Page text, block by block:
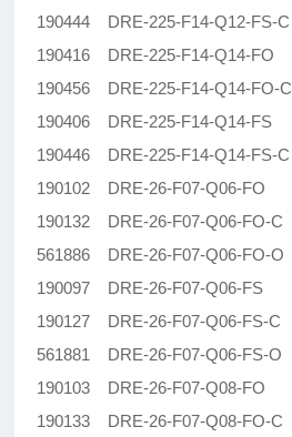
190444 DRE-225-F14-Q12-FS-C
190416 DRE-225-F14-Q14-FO
190456 DRE-225-F14-Q14-FO-C
190406 DRE-225-F14-Q14-FS
190446 DRE-225-F14-Q14-FS-C
190102 DRE-26-F07-Q06-FO
190132 DRE-26-F07-Q06-FO-C
561886 DRE-26-F07-Q06-FO-O
190097 DRE-26-F07-Q06-FS
190127 DRE-26-F07-Q06-FS-C
561881 DRE-26-F07-Q06-FS-O
190103 DRE-26-F07-Q08-FO
190133 DRE-26-F07-Q08-FO-C